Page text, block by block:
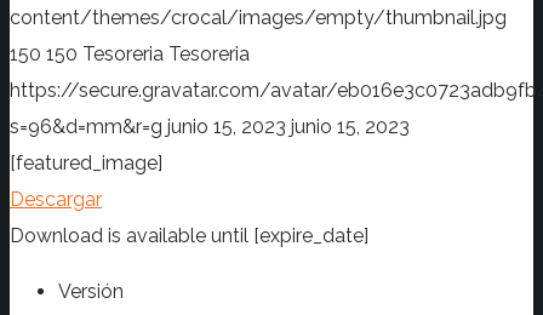
content/themes/crocal/images/empty/thumbnail.jpg
150 150 Tesoreria Tesoreria
https://secure.gravatar.com/avatar/
s=96&d=mm&r=g junio 15, 2023 junio 15, 2023
[featured_image]
Descargar
Download is available until [expire_date]
Versión